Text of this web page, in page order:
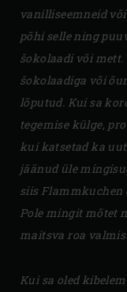
vanilliseemneid
põhi selle ning
šokolaadi või
šokolaadiga või
lõputud. Kui sa
tegemise külge,
kui katsetad ka
jäänud üle
siisFlammkuchen
Pole mingit mõtet
maitsva roa
Kui sa oled